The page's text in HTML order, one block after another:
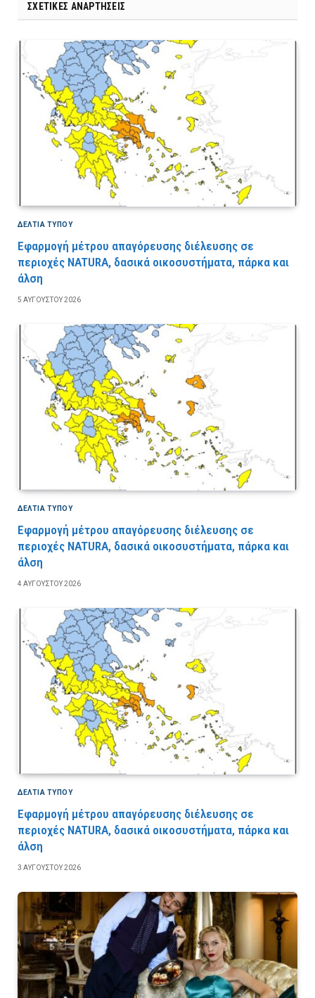
ΣΧΕΤΙΚΈΣ ΑΝΑΡΤΉΣΕΙΣ
ΔΕΛΤΙΑ ΤΥΠΟΥ
Εφαρμογή μέτρου απαγόρευσης διέλευσης σε
περιοχές NATURA, δασικά οικοσυστήματα, πάρκα και
άλση
5 ΑΥΓΟΎΣΤΟΥ 2026
ΔΕΛΤΙΑ ΤΥΠΟΥ
Εφαρμογή μέτρου απαγόρευσης διέλευσης σε
περιοχές NATURA, δασικά οικοσυστήματα, πάρκα και
άλση
4 ΑΥΓΟΎΣΤΟΥ 2026
ΔΕΛΤΙΑ ΤΥΠΟΥ
Εφαρμογή μέτρου απαγόρευσης διέλευσης σε
περιοχές NATURA, δασικά οικοσυστήματα, πάρκα και
άλση
3 ΑΥΓΟΎΣΤΟΥ 2026